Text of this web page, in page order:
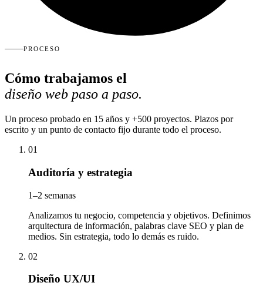
PROCESO
Cómo trabajamos el
diseño web paso a paso.
Un proceso probado en 15 años y +500 proyectos. Plazos por
escrito y un punto de contacto fijo durante todo el proceso.
01
Auditoría y estrategia
1–2 semanas
Analizamos tu negocio, competencia y objetivos. Definimos
arquitectura de información, palabras clave SEO y plan de
medios. Sin estrategia, todo lo demás es ruido.
02
Diseño UX/UI